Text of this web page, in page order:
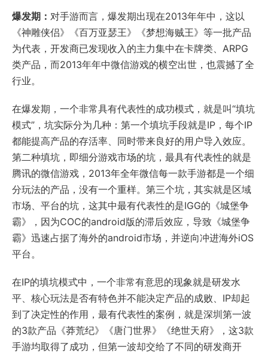
爆发期： 对手游而言，爆发期出现在2013年年中，这以
《神雕侠侣》《百万亚瑟王》《梦想海贼王》等一批产品
为代表，开发商已发现收入的主力集中在卡牌类、ARPG
类产品，而2013年年中微信游戏的横空出世，也震撼了全
行业。
在爆发期，一个非常具有代表性的成功模式，就是叫“填坑
模式”，坑实际分为几种：第一个填坑手段就是IP，每个IP
都能提高产品的存活率、同时带来良好的用户导入效应。
第二种填坑，即细分游戏市场的坑，最具有代表性的就是
腾讯的微信游戏，2013年全年微信每一款手游都是一个细
分玩法的产品，没有一个重样。第三个坑，其实就是区域
市场、平台的坑，这其中最有代表性的是IGG的《城堡争
霸》，因为COC的android版的滞后效应，导致《城堡争
霸》迅速占据了海外的android市场，并逆向冲进海外iOS
平台。
在IP的填坑模式中，一个非常有意思的现象就是研发水
平、核心玩法是否有特色并不能决定产品的成败、IP却起
到了决定性的作用，最有代表性的案例，就是深圳第一波
的3款产品《莽荒纪》《唐门世界》《绝世天府》，这3款
手游均取得了成功，但第一波却交给了不同的研发商开